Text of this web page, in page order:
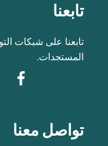
تابعنا
تابعنا على شبكات
المستجدات.
تواصل معنا